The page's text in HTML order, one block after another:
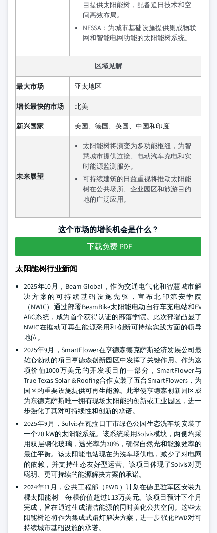
目提供太阳能树，配备追日技术和空
间高效布局。
NESSA：为城市基础设施提供集成物联
网和智能电网功能的太阳能树系统。
区域见解
最大市场 亚太地区
增长最快的市场 北美
新兴国家 美国、德国、英国、中国和印度
未来展望
太阳能树将演变为多功能枢纽，为智
慧城市提供连接、电动汽车充电和实
时能源监测服务。
可持续建筑的日益重视将推动太阳能
树在公共场所、企业园区和旅游目的
地的广泛应用。
这个市场的增长机会是什么？
下载免费 PDF
太阳能树行业新闻
2025年10月，Beam Global，作为交通电气化和智慧城市解
决方案的可持续基础设施先驱，宣布北印第安学院
（NWIC）通过部署BeamBike太阳能电动自行车充电站和EV
ARC系统，成为首个获得认证的部落学院。此次部署凸显了
NWIC在推动可再生能源采用和创新可持续实践方面的领导
地位。
2025年9月，SmartFlower在亨德森德克萨斯经济发展公司最
雄心勃勃的项目亨德森创新园区中发挥了关键作用。作为这
项价值1000万美元的开发项目的一部分，SmartFlower与
True Texas Solar & Roofing合作安装了五台SmartFlowers，为
园区的重要设施提供可再生能源。此举使亨德森创新园区成
为东德克萨斯唯一拥有现场太阳能的创新或工业园区，进一
步强化了其对可持续性和创新的承诺。
2025年9月，Solvis在瓦拉日丁市绿色公园生态洗车场安装了
一个20 kW的太阳能系统。该系统采用Solvis模块，两侧均采
用双层钢化玻璃，透光率为30%，确保自然光和能源效率的
最佳平衡。该太阳能电站现在为洗车场供电，减少了对电网
的依赖，并支持生态友好型运营。该项目体现了Solvis对更
聪明、更可持续的能源解决方案的承诺。
2024年11月，公共工程部（PWD）计划在德里驻军区安装九
棵太阳能树，每棵价值超过1.13万美元。该项目预计下个月
完成，旨在通过生成清洁能源的同时美化公共空间。这些太
阳能树还将作为集成式路灯解决方案，进一步强化PWD对可
持续城市基础设施的承诺。